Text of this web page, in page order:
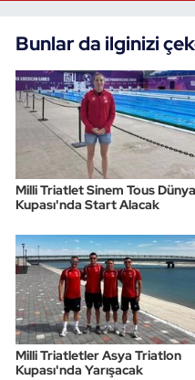
Bunlar da ilginizi
Milli Triatlet Sinem Tous Dünya
Kupası'nda Start Alacak
Milli Triatletler Asya Triatlon
Kupası'nda Yarışacak